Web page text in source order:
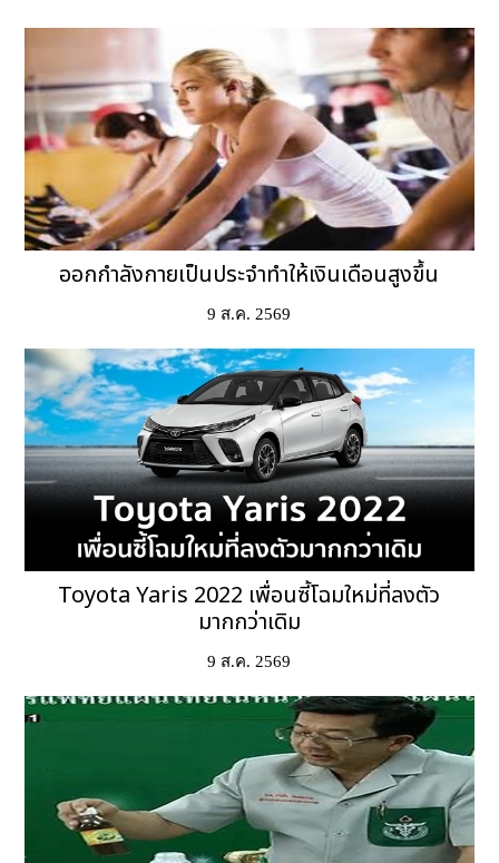
ออกกำลังกายเป็นประจำทำให้เงินเดือนสูงขึ้น
9 ส.ค. 2569
Toyota Yaris 2022 เพื่อนซี้โฉมใหม่ที่ลงตัว
มากกว่าเดิม
9 ส.ค. 2569